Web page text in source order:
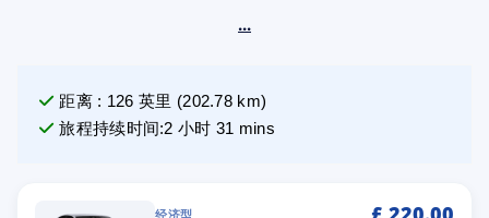
...
距离: 126 英里 (202.78 km)
旅程持续时间:2 小时 31 mins
经济型